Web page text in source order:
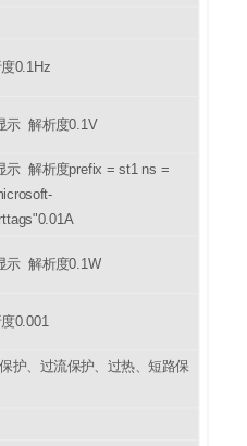
0.1Hz
示 解析度0.1V
示 解析度prefix = st1 ns =
示 解析度0.1W
0.001
护、过流保护、过热、短路保